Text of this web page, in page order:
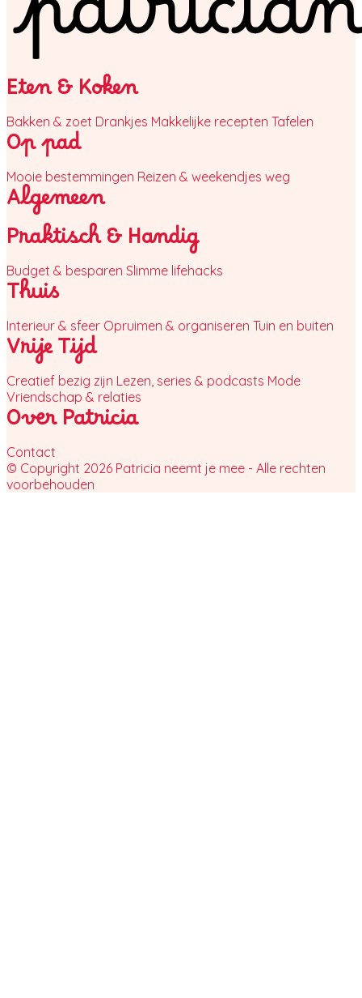
Eten & Koken
Bakken & zoet Drankjes Makkelijke recepten Tafelen
Op pad
Mooie bestemmingen Reizen & weekendjes weg
Algemeen
Praktisch & Handig
Budget & besparen Slimme lifehacks
Thuis
Interieur & sfeer Opruimen & organiseren Tuin en buiten
Vrije Tijd
Creatief bezig zijn Lezen, series & podcasts Mode
Vriendschap & relaties
Over Patricia
Contact
© Copyright 2026 Patricia neemt je mee - Alle rechten
voorbehouden